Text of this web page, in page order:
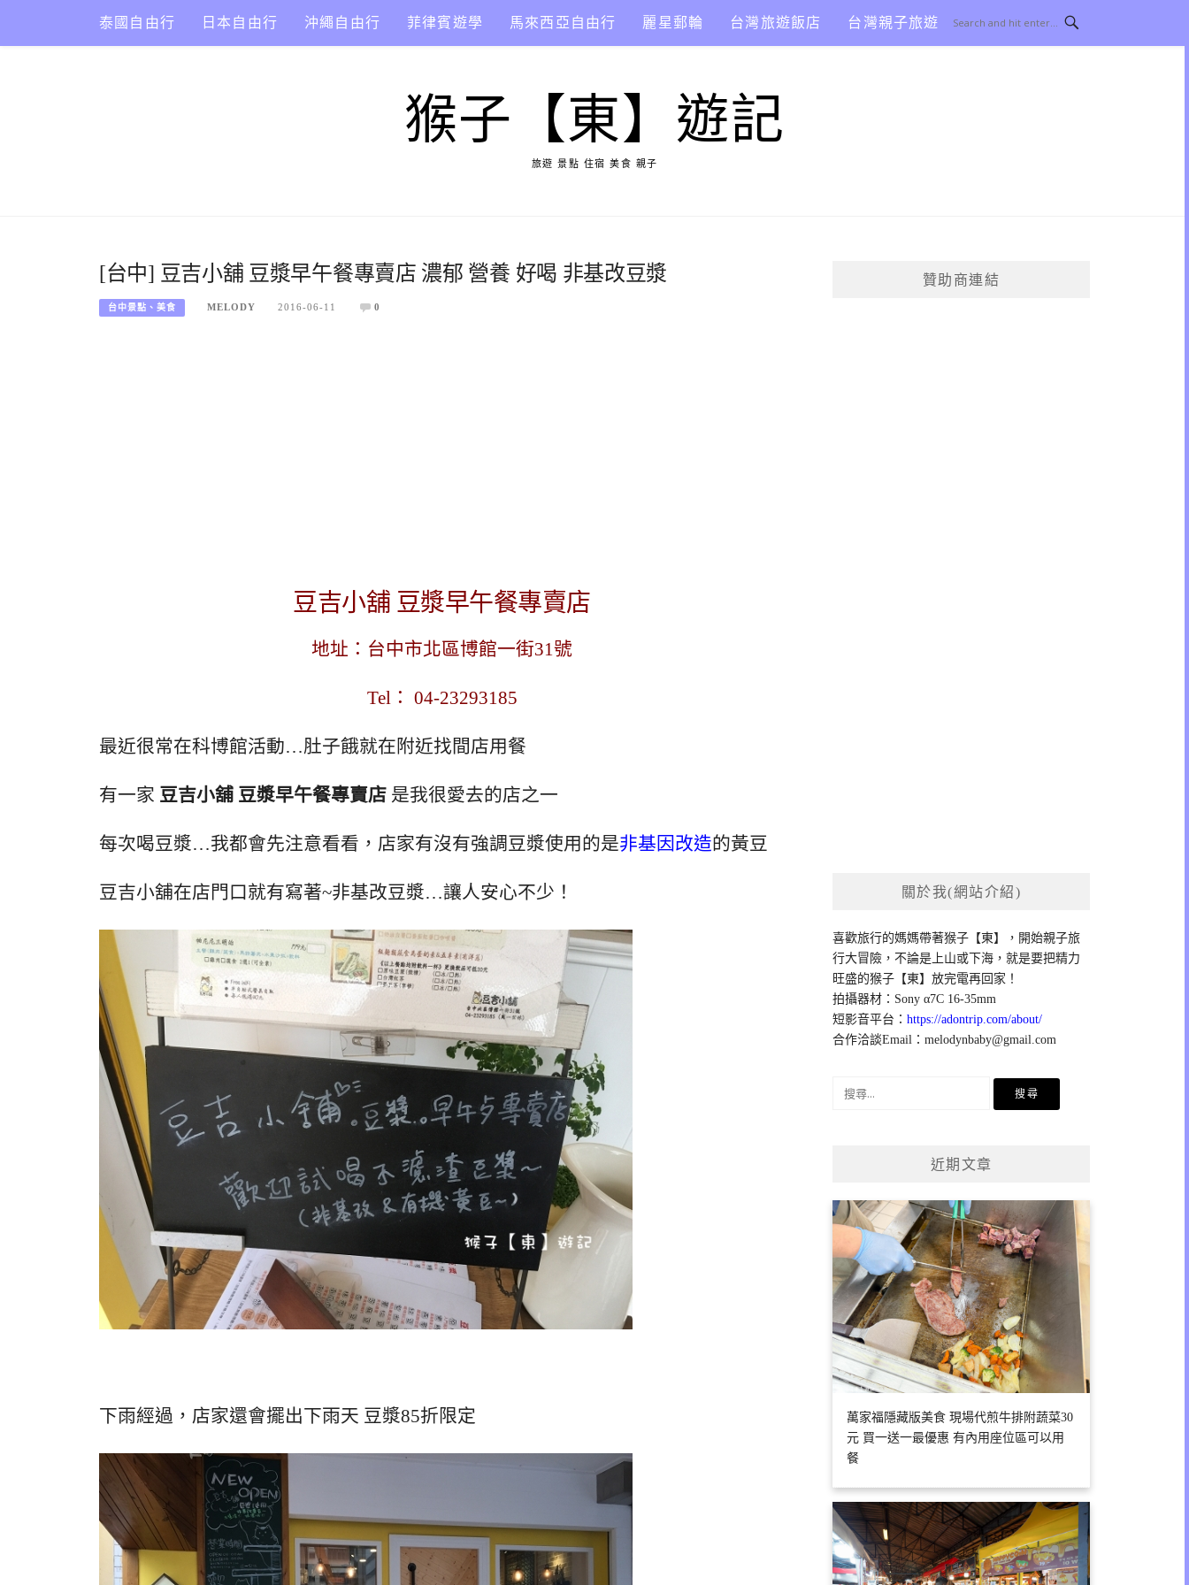
content
泰國自由行 日本自由行 沖繩自由行 菲律賓遊學 馬來西亞自由行 麗星郵輪 台灣旅遊飯店 台灣親子旅遊
猴子【東】遊記
旅遊 景點 住宿 美食 親子
[台中] 豆吉小舖 豆漿早午餐專賣店 濃郁 營養 好喝 非基改豆漿
台中景點、美食 MELODY 2016-06-11 0
豆吉小舖 豆漿早午餐專賣店
地址：台中市北區博館一街31號
Tel： 04-23293185
最近很常在科博館活動…肚子餓就在附近找間店用餐
有一家 豆吉小舖 豆漿早午餐專賣店 是我很愛去的店之一
每次喝豆漿…我都會先注意看看，店家有沒有強調豆漿使用的是非基因改造的黃豆
豆吉小舖在店門口就有寫著~非基改豆漿…讓人安心不少！
下雨經過，店家還會擺出下雨天 豆漿85折限定
贊助商連結
關於我(網站介紹)
喜歡旅行的媽媽帶著猴子【東】，開始親子旅
行大冒險，不論是上山或下海，就是要把精力
旺盛的猴子【東】放完電再回家！
拍攝器材：Sony α7C 16-35mm
短影音平台：https://adontrip.com/about/
合作洽談Email：melodynbaby@gmail.com
近期文章
萬家福隱藏版美食 現場代煎牛排附蔬菜30
元 買一送一最優惠 有內用座位區可以用
餐